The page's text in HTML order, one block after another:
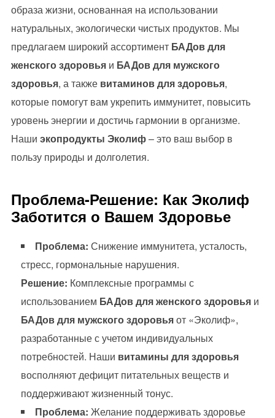
образа жизни, основанная на использовании
натуральных, экологически чистых продуктов. Мы
предлагаем широкий ассортимент БАДов для
женского здоровьяи БАДов для мужского
здоровья, а также витаминов для здоровья,
которые помогут вам укрепить иммунитет, повысить
уровень энергии и достичь гармонии в организме.
Наши экопродукты Эколиф– это ваш выбор в
пользу природы и долголетия.
Проблема-Решение: Как Эколиф
Заботится о Вашем Здоровье
Проблема: Снижение иммунитета, усталость,
стресс, гормональные нарушения.
Решение: Комплексные программы с
использованием БАДов для женского здоровьяи
БАДов для мужского здоровьяот «Эколиф»,
разработанные с учетом индивидуальных
потребностей. Наши витамины для здоровья
восполняют дефицит питательных веществ и
поддерживают жизненный тонус.
Проблема: Желание поддерживать здоровье